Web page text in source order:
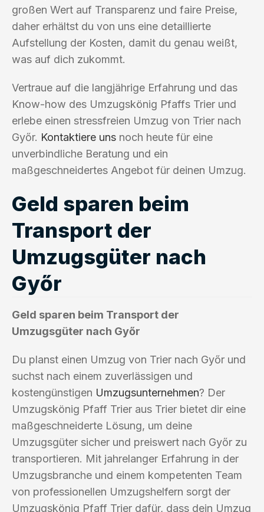
großen Wert auf Transparenz und faire Preise,
daher erhältst du von uns eine detaillierte
Aufstellung der Kosten, damit du genau weißt,
was auf dich zukommt.
Vertraue auf die langjährige Erfahrung und das
Know-how des Umzugskönig Pfaffs Trier und
erlebe einen stressfreien Umzug von Trier nach
Győr. Kontaktiere uns noch heute für eine
unverbindliche Beratung und ein
maßgeschneidertes Angebot für deinen Umzug.
Geld sparen beim
Transport der
Umzugsgüter nach
Győr
Geld sparen beim Transport der
Umzugsgüter nach Győr
Du planst einen Umzug von Trier nach Győr und
suchst nach einem zuverlässigen und
kostengünstigen Umzugsunternehmen? Der
Umzugskönig Pfaff Trier aus Trier bietet dir eine
maßgeschneiderte Lösung, um deine
Umzugsgüter sicher und preiswert nach Győr zu
transportieren. Mit jahrelanger Erfahrung in der
Umzugsbranche und einem kompetenten Team
von professionellen Umzugshelfern sorgt der
Umzugskönig Pfaff Trier dafür, dass dein Umzug